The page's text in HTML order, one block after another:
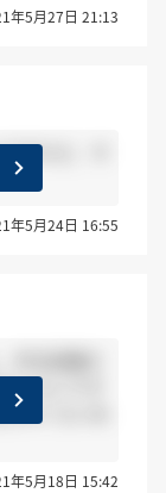
年5月27日 21:13
すけど、サ
年5月24日 16:55
くらいです
れくらいみ
年5月18日 15:42